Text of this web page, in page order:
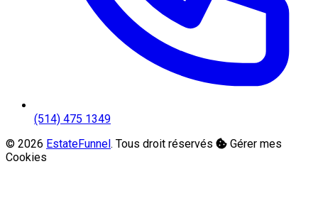
(514) 475 1349
© 2026 EstateFunnel. Tous droit réservés
Gérer mes
Cookies